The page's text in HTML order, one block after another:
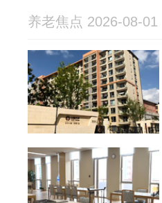
养老焦点 2026-08-01